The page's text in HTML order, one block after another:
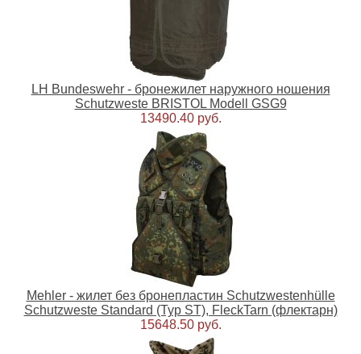
LH Bundeswehr - бронежилет наружного ношения
Schutzweste BRISTOL Modell GSG9
13490.40 руб.
Mehler - жилет без бронепластин Schutzwestenhülle
Schutzweste Standard (Typ ST), FleckTarn (флектарн)
15648.50 руб.